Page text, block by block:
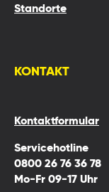
Standorte
KONTAKT
Kontaktformular
Servicehotline
0800 26 76 36 78
Mo-Fr 09-17 Uhr